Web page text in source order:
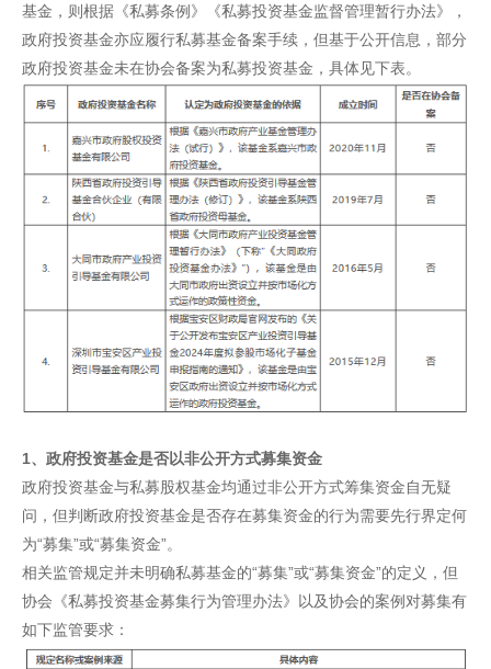
基金，则根据《私募条例》《私募投资基金监督管理暂行办法》，
政府投资基金亦应履行私募基金备案手续，但基于公开信息，部分
政府投资基金未在协会备案为私募投资基金，具体见下表。
1、政府投资基金是否以非公开方式募集资金
政府投资基金与私募股权基金均通过非公开方式筹集资金自无疑
问，但判断政府投资基金是否存在募集资金的行为需要先行界定何
为“募集”或“募集资金”。
相关监管规定并未明确私募基金的“募集”或“募集资金”的定义，但
协会《私募投资基金募集行为管理办法》以及协会的案例对募集有
如下监管要求：